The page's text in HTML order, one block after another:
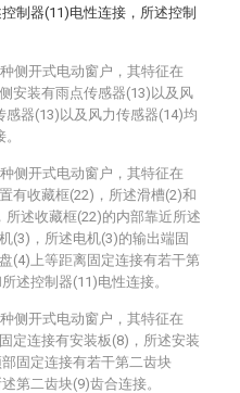
制器(11)电性连接，所述控制
侧开式电动窗户，其特征在
安装有雨点传感器(13)以及风
感器(13)以及风力传感器(14)均
侧开式电动窗户，其特征在
有收藏框(22)，所述滑槽(2)和
所述收藏框(22)的内部靠近所述
(3)，所述电机(3)的输出端固
(4)上等距离固定连接有若干第
述控制器(11)电性连接。
侧开式电动窗户，其特征在
定连接有安装板(8)，所述安装
固定连接有若干第二齿块
第二齿块(9)齿合连接。